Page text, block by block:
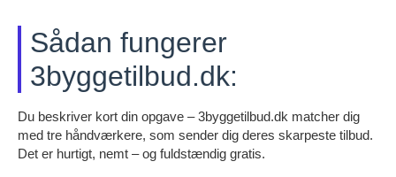
Sådan fungerer
3byggetilbud.dk:
Du beskriver kort din opgave – 3byggetilbud.dk matcher dig
med tre håndværkere, som sender dig deres skarpeste tilbud.
Det er hurtigt, nemt – og fuldstændig gratis.